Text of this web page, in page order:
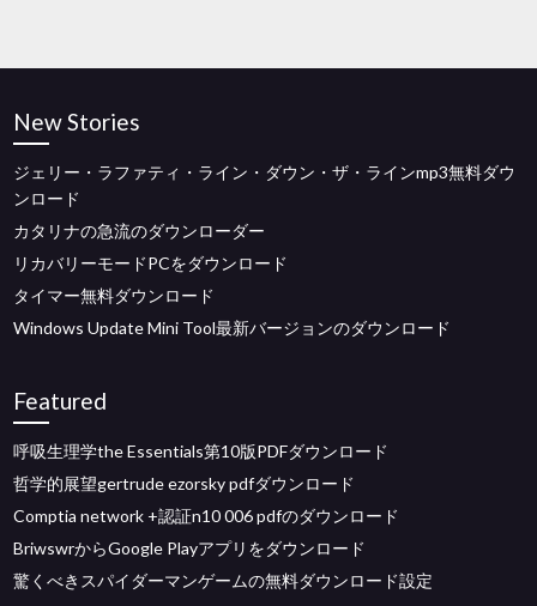
New Stories
ジェリー・ラファティ・ライン・ダウン・ザ・ラインmp3無料ダウ
ンロード
カタリナの急流のダウンローダー
リカバリーモードPCをダウンロード
タイマー無料ダウンロード
Windows Update Mini Tool最新バージョンのダウンロード
Featured
呼吸生理学the Essentials第10版PDFダウンロード
哲学的展望gertrude ezorsky pdfダウンロード
Comptia network +認証n10 006 pdfのダウンロード
BriwswrからGoogle Playアプリをダウンロード
驚くべきスパイダーマンゲームの無料ダウンロード設定